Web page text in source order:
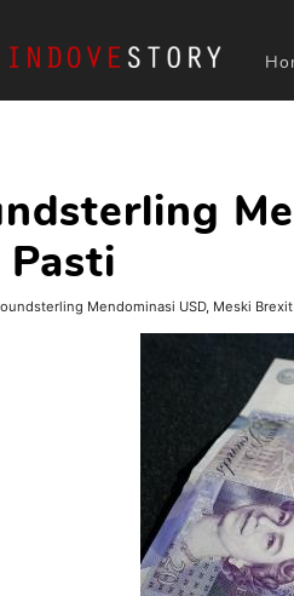
Pasti
Mendominasi USD, Meski Brexit